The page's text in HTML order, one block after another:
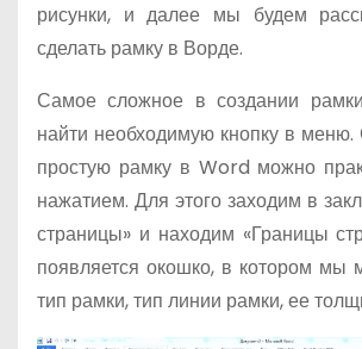
рисунки, и далее мы будем
сделать рамку в Ворде.
Самое сложное в создании
найти необходимую кнопку в
простую рамку в Word можно
нажатием. Для этого заходим в
страницы» и находим «Границы
появляется окошко, в котором мы
тип рамки, тип линии рамки, ее